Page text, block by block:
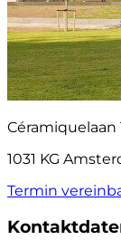
Céramiquelaan
1031 KG
Termin